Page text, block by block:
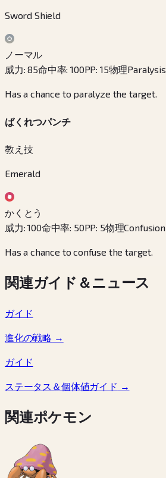
Sword Shield
ノーマル
威力:85命中率:100PP: 15物理Paralysis
Has a chance to paralyze the target.
ばくれつパンチ
教え技
Emerald
かくとう
威力:100命中率: 50PP: 5物理Confusion
Has a chance to confuse the target.
関連ガイド＆ニュース
ガイド
進化の戦略 →
ガイド
ステータス＆個体値ガイド →
関連ポケモン